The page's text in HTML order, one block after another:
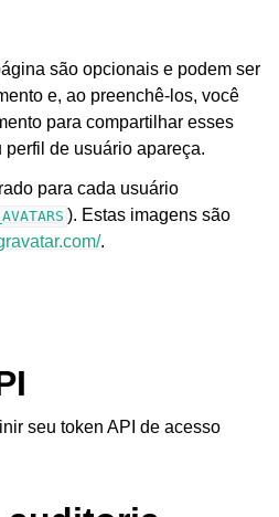
são opcionais e podem ser
e, ao preenchê-los, você
para compartilhar esses
de usuário apareça.
para cada usuário
). Estas imagens são
.
seu token API de acesso